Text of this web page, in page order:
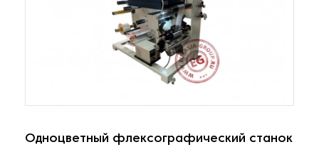
Одноцветный флексографический станок